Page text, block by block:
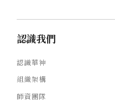
認識我們
認識華神
組織架構
師資團隊